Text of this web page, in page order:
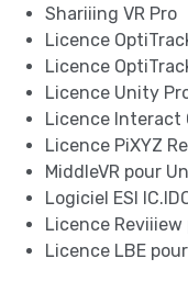
Shariiing VR Pro
Licence
Licence
Licence Unity
Licence Interact
Licence PiXYZ
MiddleVR pour
Logiciel ESI
Licence
Licence LBE